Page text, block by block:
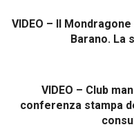
VIDEO – Il
Barano. La
VIDEO – Club
conferenza stampa